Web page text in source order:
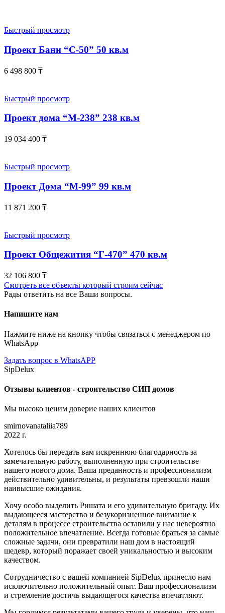
Быстрый просмотр
Проект Бани “С-50” 50 кв.м
6 498 800 ₸
Быстрый просмотр
Проект дома “М-238” 238 кв.м
19 034 400 ₸
Быстрый просмотр
Проект Дома “М-99” 99 кв.м
11 871 200 ₸
Быстрый просмотр
Проект Общежития “Г-470” 470 кв.м
32 106 800 ₸
Смотреть все объекты который строим сейчас
Рады ответить на все Ваши вопросы.
Напишите нам
Нажмите ниже на кнопку чтобы связаться с менеджером по
WhatsApp
Задать вопрос в WhatsAPP
SipDelux
Отзывы клиентов - строительство СИП домов
Мы высоко ценим доверие наших клиентов
smirnovanataliia789
2022 г.
Хотелось бы передать вам искреннюю благодарность за
замечательную работу, выполненную при строительстве
нашего нового дома. Ваша преданность и профессионализм
действительно удивительны, и результаты превзошли наши
наивысшие ожидания.
Хочу особо выделить Ришата и его удивительную бригаду. Их
выдающееся мастерство и безукоризненное внимание к
деталям в процессе строительства оставили у нас невероятно
положительное впечатление. Всегда готовые браться за самые
сложные задачи, они превратили наш дом в настоящий
шедевр, который поражает своей уникальностью и высоким
качеством.
Сотрудничество с вашей компанией SipDelux принесло нам
исключительно положительный опыт. Ваш профессионализм
и стремление достичь выдающегося качества впечатляют.